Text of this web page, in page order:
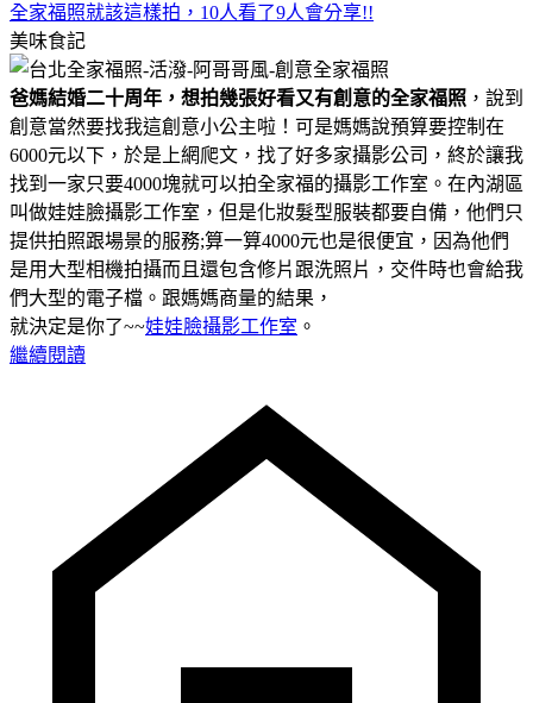
全家福照就該這樣拍，10人看了9人會分享!!
美味食記
爸媽結婚二十周年，想拍幾張好看又有創意的全家福照 ，說到
創意當然要找我這創意小公主啦！可是媽媽說預算要控制在
6000元以下，於是上網爬文，找了好多家攝影公司，終於讓我
找到一家只要4000塊就可以拍全家福的攝影工作室。在內湖區
叫做娃娃臉攝影工作室，但是化妝髮型服裝都要自備，他們只
提供拍照跟場景的服務;算一算4000元也是很便宜，因為他們
是用大型相機拍攝而且還包含修片跟洗照片，交件時也會給我
們大型的電子檔。跟媽媽商量的結果，
就決定是你了~~娃娃臉攝影工作室 。
繼續閱讀